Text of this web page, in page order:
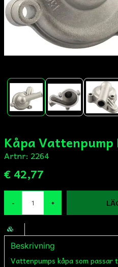
Kåpa Vattenpump
Artnr: 2264
€ 42,77
- +
Beskrivning
Vattenpumps kåpa som passar